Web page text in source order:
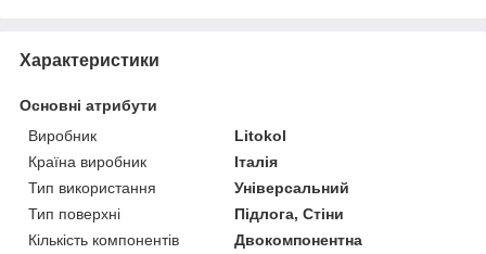
Характеристики
Основні атрибути
Виробник
Litokol
Країна виробник
Італія
Тип використання
Універсальний
Тип поверхні
Підлога, Стіни
Кількість компонентів
Двокомпонентна